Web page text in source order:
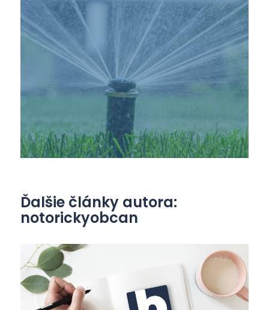
Ďalšie články autora:
notorickyobcan